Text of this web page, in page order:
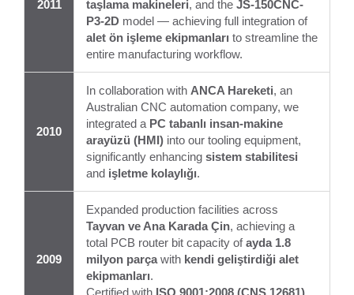
2011
taşlama makineleri, and the JS-150CNC-
P3-2D model — achieving full integration of
alet ön işleme ekipmanları to streamline the
entire manufacturing workflow.
2010
In collaboration with ANCA Hareketi, an
Australian CNC automation company, we
integrated a PC tabanlı insan-makine
arayüzü (HMI) into our tooling equipment,
significantly enhancing sistem stabilitesi
and işletme kolaylığı.
2009
Expanded production facilities across
Tayvan ve Ana Karada Çin, achieving a
total PCB router bit capacity ofayda 1.8
milyon parçawith kendi geliştirdiği alet
ekipmanları.
Certified with ISO 9001:2008 (CNS 12681)